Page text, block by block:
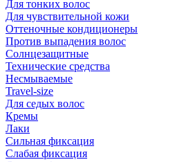
Для тонких волос
Для чувствительной кожи
Оттеночные кондиционеры
Против выпадения волос
Солнцезащитные
Технические средства
Несмываемые
Travel-size
Для седых волос
Кремы
Лаки
Сильная фиксация
Слабая фиксация